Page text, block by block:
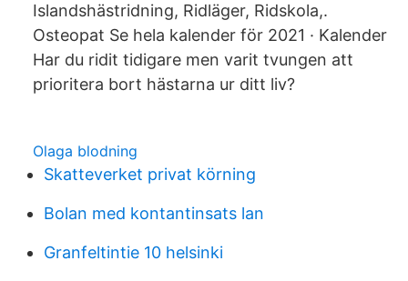
Islandshästridning, Ridläger, Ridskola,.
Osteopat Se hela kalender för 2021 · Kalender
Har du ridit tidigare men varit tvungen att
prioritera bort hästarna ur ditt liv?
Olaga blodning
Skatteverket privat körning
Bolan med kontantinsats lan
Granfeltintie 10 helsinki